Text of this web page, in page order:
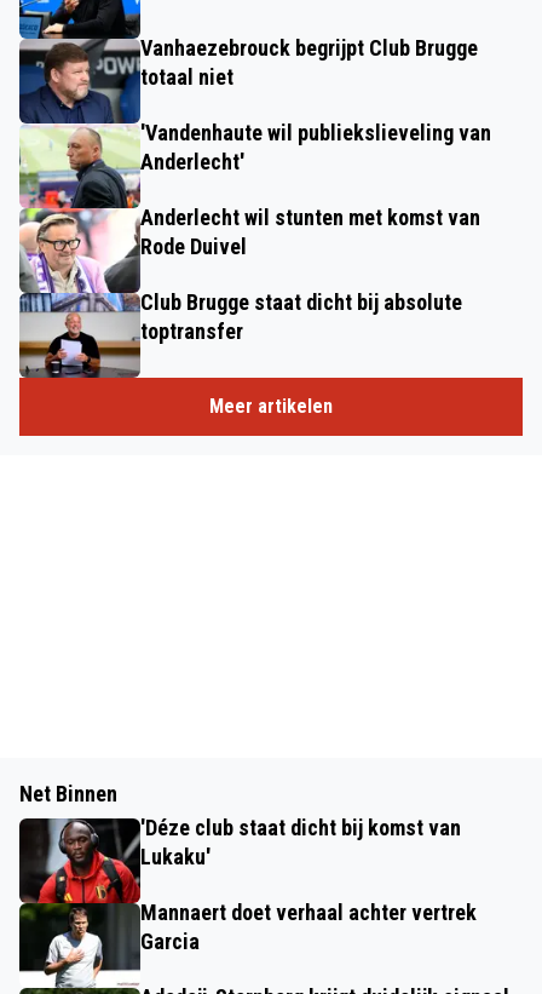
Vanhaezebrouck begrijpt Club Brugge
totaal niet
'Vandenhaute wil publiekslieveling van
Anderlecht'
Anderlecht wil stunten met komst van
Rode Duivel
Club Brugge staat dicht bij absolute
toptransfer
Meer artikelen
Net Binnen
'Déze club staat dicht bij komst van
Lukaku'
Mannaert doet verhaal achter vertrek
Garcia